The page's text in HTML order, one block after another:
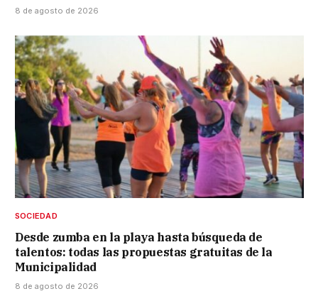
8 de agosto de 2026
SOCIEDAD
Desde zumba en la playa hasta búsqueda de
talentos: todas las propuestas gratuitas de la
Municipalidad
8 de agosto de 2026